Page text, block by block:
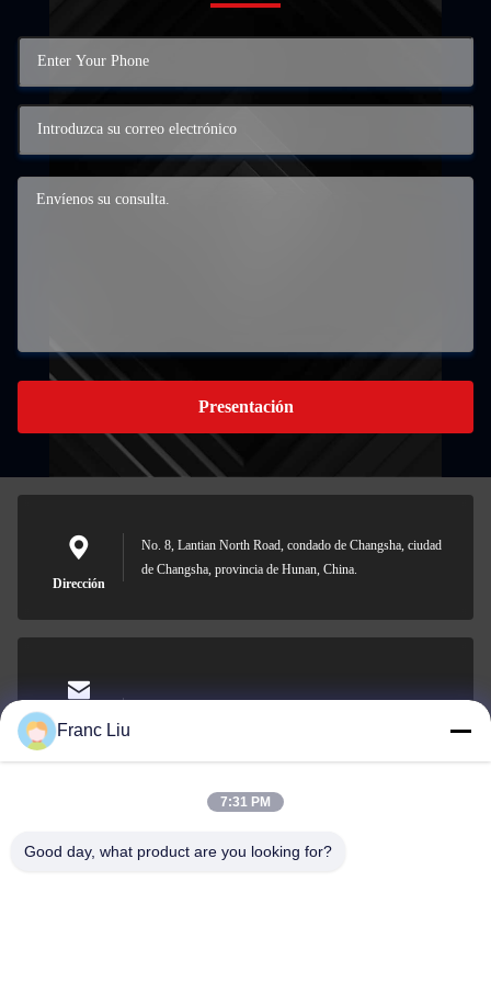
Presentación
Dirección
No. 8, Lantian North Road, condado de Changsha, ciudad
de Changsha, provincia de Hunan, China.
El correo
electrónico
0086-15367845621
Franc Liu
7:31 PM
Good day, what product are you looking for?